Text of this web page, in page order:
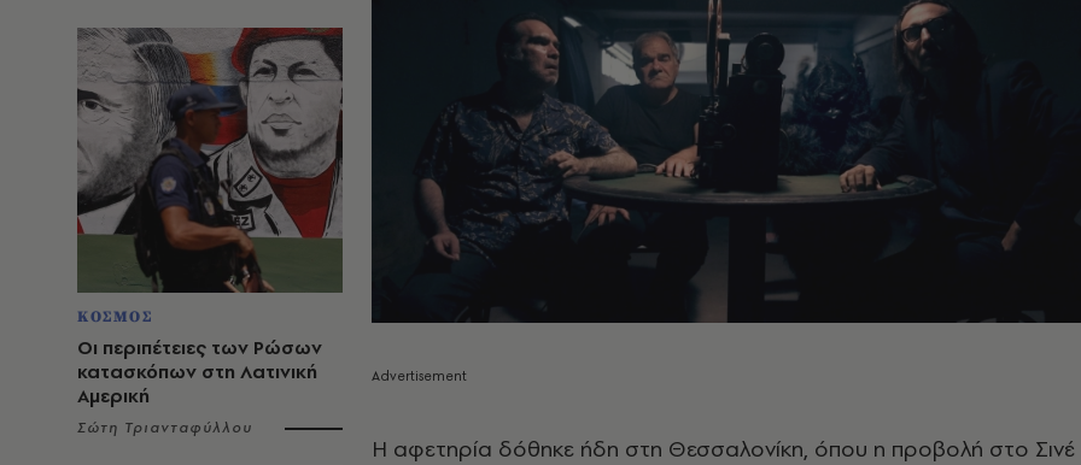
ΚΟΣΜΟΣ
Οι περιπέτειες των Ρώσων
κατασκόπων στη Λατινική
Αμερική
Σώτη Τριανταφύλλου
Η αφετηρία δόθηκε ήδη στη Θεσσαλονίκη, όπου η προβολή στο Σινέ